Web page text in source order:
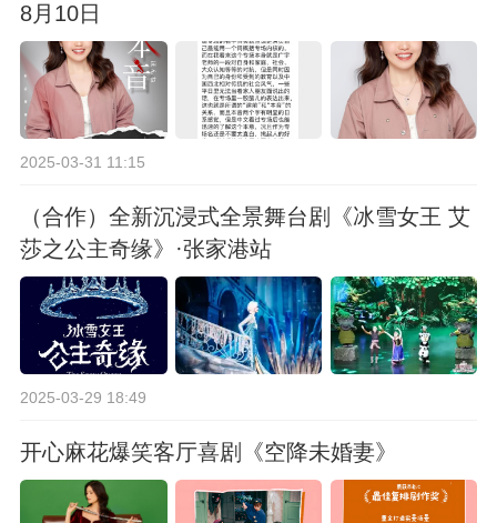
8月10日
2025-03-31 11:15
（合作）全新沉浸式全景舞台剧《冰雪女王 艾
莎之公主奇缘》·张家港站
2025-03-29 18:49
开心麻花爆笑客厅喜剧《空降未婚妻》